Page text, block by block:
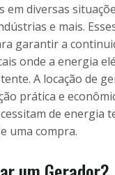
em diversas
e mais.
garantir a
onde a energia
A locação de
prática e
de energia
uma compra.